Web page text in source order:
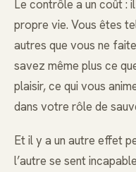
Le contrôle a un coût :
propre vie. Vous êtes
autres que vous ne
savez même plus ce
plaisir, ce qui vous
dans votre rôle de
Et il y a un autre effet
l’autre se sent